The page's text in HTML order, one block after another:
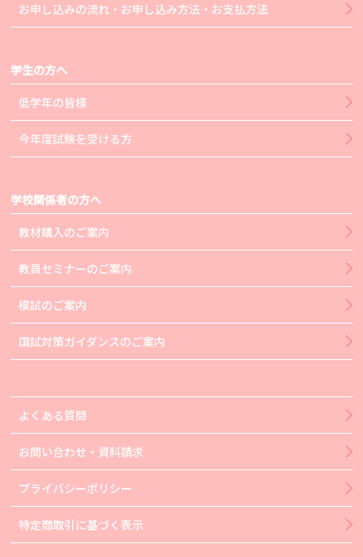
お申し込みの流れ・お申し込み方法・お支払方法
学生の方へ
低学年の皆様
今年度試験を受ける方
学校関係者の方へ
教材購入のご案内
教員セミナーのご案内
模試のご案内
国試対策ガイダンスのご案内
よくある質問
お問い合わせ・資料請求
プライバシーポリシー
特定商取引に基づく表示